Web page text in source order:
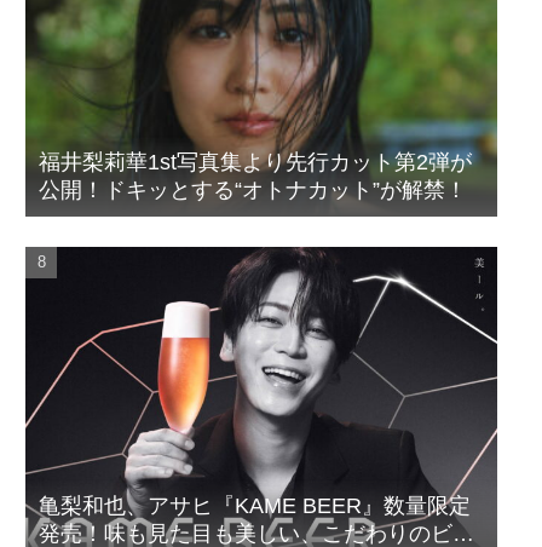
福井梨莉華1st写真集より先行カット第2弾が
公開！ドキッとする“オトナカット”が解禁！
亀梨和也、アサヒ『KAME BEER』数量限定
発売！味も見た目も美しい、こだわりのビー